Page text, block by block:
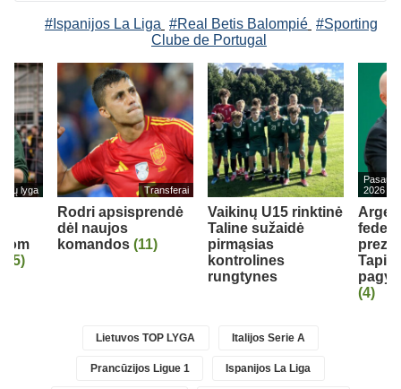
#Ispanijos La Liga #Real Betis Balompié #Sporting
Clube de Portugal
lyga
(5)
Transferai
Rodri apsisprendė
dėl naujos
komandos (11)
Vaikinų U15 rinktinė
Taline sužaidė
pirmąsias
kontrolines
rungtynes
2026
Tapia
(4)
Lietuvos TOP LYGA Italijos Serie A
Prancūzijos Ligue 1 Ispanijos La Liga